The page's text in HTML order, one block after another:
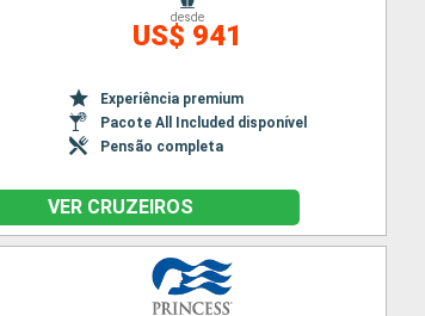
desde
US$ 941
Experiência premium
Pacote All Included disponível
Pensão completa
VER CRUZEIROS